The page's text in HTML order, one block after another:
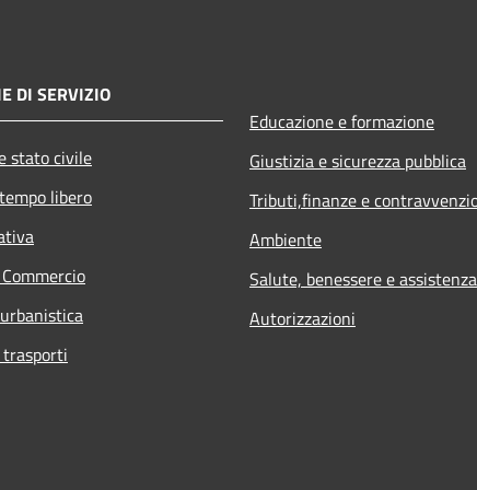
DI SERVIZIO
stato civile
libero
Educazione e formazione
Giustizia e sicurezza pubblica
Tributi,finanze e
Ambiente
Salute, benessere e assistenza
Autorizzazioni